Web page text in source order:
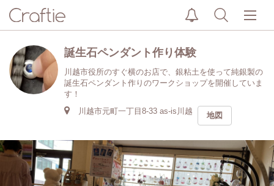
誕生石ペンダント作り体験
川越市役所のすぐ横のお店で、銀粘土を使って純銀製の
誕生石ペンダント作りのワークショップを開催していま
す！
川越市元町一丁目8-33 as-is川越
地図